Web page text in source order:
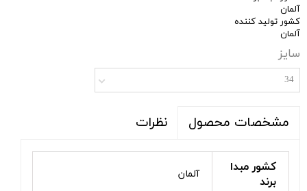
آلمان
کشور تولید کننده
آلمان
سایز
34
مشخصات محصول نظرات
کشور مبدا
برند
آلمان